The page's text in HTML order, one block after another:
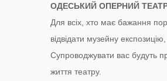
ОДЕСЬКИЙ ОПЕРНИЙ ТЕАТР
Для всіх, хто має бажання
відвідати музейну
Супроводжувати вас будуть
життя театру.